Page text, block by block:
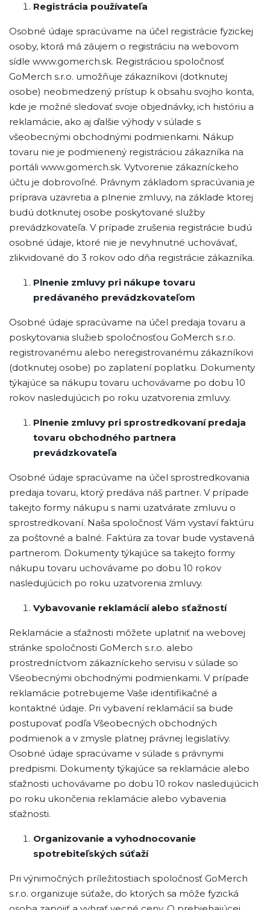
Registrácia používateľa
Osobné údaje spracúvame na účel registrácie fyzickej
osoby, ktorá má záujem o registráciu na webovom
sídle www.gomerch.sk. Registráciou spoločnosť
GoMerch s.r.o. umožňuje zákazníkovi (dotknutej
osobe) neobmedzený prístup k obsahu svojho konta,
kde je možné sledovať svoje objednávky, ich históriu a
reklamácie, ako aj ďalšie výhody v súlade s
všeobecnými obchodnými podmienkami. Nákup
tovaru nie je podmienený registráciou zákazníka na
portáli www.gomerch.sk. Vytvorenie zákazníckeho
účtu je dobrovoľné. Právnym základom spracúvania je
príprava uzavretia a plnenie zmluvy, na základe ktorej
budú dotknutej osobe poskytované služby
prevádzkovateľa. V prípade zrušenia registrácie budú
osobné údaje, ktoré nie je nevyhnutné uchovávať,
zlikvidované do 3 rokov odo dňa registrácie zákazníka.
Plnenie zmluvy pri nákupe tovaru
predávaného prevádzkovateľom
Osobné údaje spracúvame na účel predaja tovaru a
poskytovania služieb spoločnosťou GoMerch s.r.o.
registrovanému alebo neregistrovanému zákazníkovi
(dotknutej osobe) po zaplatení poplatku. Dokumenty
týkajúce sa nákupu tovaru uchovávame po dobu 10
rokov nasledujúcich po roku uzatvorenia zmluvy.
Plnenie zmluvy pri sprostredkovaní predaja
tovaru obchodného partnera
prevádzkovateľa
Osobné údaje spracúvame na účel sprostredkovania
predaja tovaru, ktorý predáva náš partner. V prípade
takejto formy nákupu s nami uzatvárate zmluvu o
sprostredkovaní. Naša spoločnosť Vám vystaví faktúru
za poštovné a balné. Faktúra za tovar bude vystavená
partnerom. Dokumenty týkajúce sa takejto formy
nákupu tovaru uchovávame po dobu 10 rokov
nasledujúcich po roku uzatvorenia zmluvy.
Vybavovanie reklamácií alebo sťažností
Reklamácie a sťažnosti môžete uplatniť na webovej
stránke spoločnosti GoMerch s.r.o. alebo
prostredníctvom zákazníckeho servisu v súlade so
Všeobecnými obchodnými podmienkami. V prípade
reklamácie potrebujeme Vaše identifikačné a
kontaktné údaje. Pri vybavení reklamácií sa bude
postupovať podľa Všeobecných obchodných
podmienok a v zmysle platnej právnej legislatívy.
Osobné údaje spracúvame v súlade s právnymi
predpismi. Dokumenty týkajúce sa reklamácie alebo
sťažnosti uchovávame po dobu 10 rokov nasledujúcich
po roku ukončenia reklamácie alebo vybavenia
sťažnosti.
Organizovanie a vyhodnocovanie
spotrebiteľských súťaží
Pri výnimočných príležitostiach spoločnosť GoMerch
s.r.o. organizuje súťaže, do ktorých sa môže fyzická